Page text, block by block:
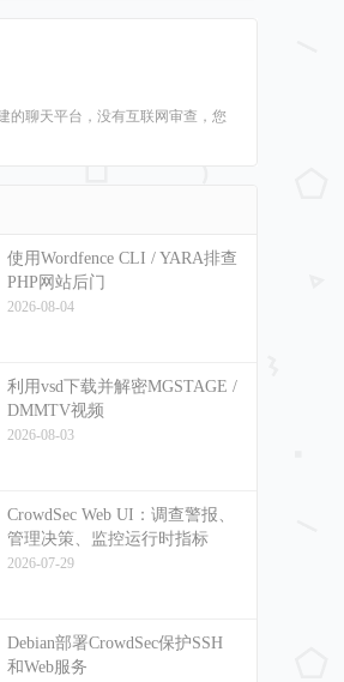
的聊天平台，没有互联网审查，您
使用Wordfence CLI / YARA排查
PHP网站后门
2026-08-04
利用vsd下载并解密MGSTAGE /
DMMTV视频
2026-08-03
CrowdSec Web UI：调查警报、
管理决策、监控运行时指标
2026-07-29
Debian部署CrowdSec保护SSH
和Web服务